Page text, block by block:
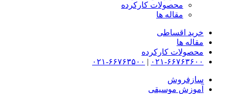
محصولات کارکرده
مقاله ها
خرید اقساطی
مقاله ها
محصولات کارکرده
۰۲۱-۶۶۷۶۳۶۰۰ | ۰۲۱-۶۶۷۶۳۵۰۰
سازفروش
آموزش موسیقی